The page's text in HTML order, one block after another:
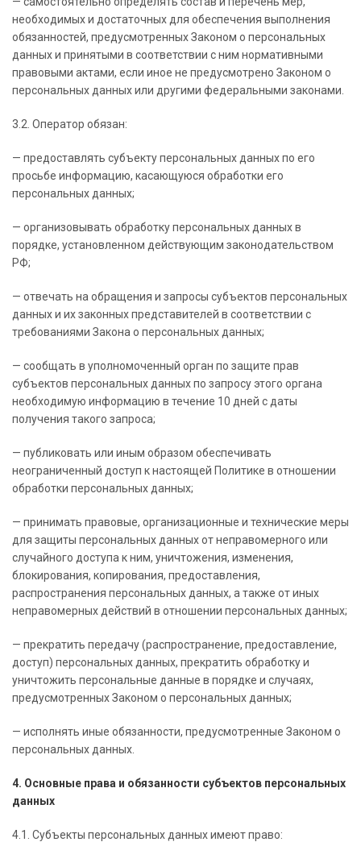
необходимых и достаточных для обеспечения выполнения
обязанностей, предусмотренных Законом о персональных
данных и принятыми в соответствии с ним нормативными
правовыми актами, если иное не предусмотрено Законом о
персональных данных или другими федеральными законами.
3.2. Оператор обязан:
— предоставлять субъекту персональных данных по его
просьбе информацию, касающуюся обработки его
персональных данных;
— организовывать обработку персональных данных в
порядке, установленном действующим законодательством
РФ;
— отвечать на обращения и запросы субъектов персональных
данных и их законных представителей в соответствии с
требованиями Закона о персональных данных;
— сообщать в уполномоченный орган по защите прав
субъектов персональных данных по запросу этого органа
необходимую информацию в течение 10 дней с даты
получения такого запроса;
— публиковать или иным образом обеспечивать
неограниченный доступ к настоящей Политике в отношении
обработки персональных данных;
— принимать правовые, организационные и технические меры
для защиты персональных данных от неправомерного или
случайного доступа к ним, уничтожения, изменения,
блокирования, копирования, предоставления,
распространения персональных данных, а также от иных
неправомерных действий в отношении персональных данных;
— прекратить передачу (распространение, предоставление,
доступ) персональных данных, прекратить обработку и
уничтожить персональные данные в порядке и случаях,
предусмотренных Законом о персональных данных;
— исполнять иные обязанности, предусмотренные Законом о
персональных данных.
4. Основные права и обязанности субъектов персональных
данных
4.1. Субъекты персональных данных имеют право: